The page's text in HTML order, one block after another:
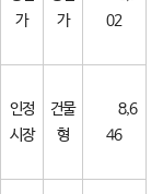
가
가
02
인정
시장
건물
형
8,6
46